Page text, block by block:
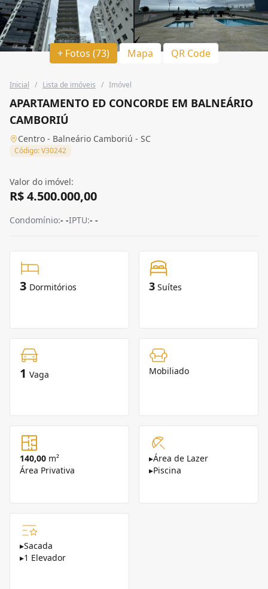
+ Fotos (73) Mapa QR Code
Inicial / Lista de imóveis / Imóvel
APARTAMENTO ED CONCORDE EM BALNEÁRIO
CAMBORIÚ
Centro - Balneário Camboriú - SC
Código: V30242
Valor do imóvel:
R$ 4.500.000,00
Condomínio:- -IPTU:- -
3 Dormitórios 3 Suítes
1 Vaga Mobiliado
140,00 m²
Área Privativa
▸Área de Lazer
▸Piscina
▸Sacada
▸1 Elevador